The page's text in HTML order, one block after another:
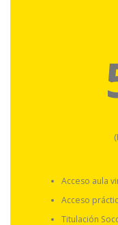
Acceso aula
Acceso
Titulación